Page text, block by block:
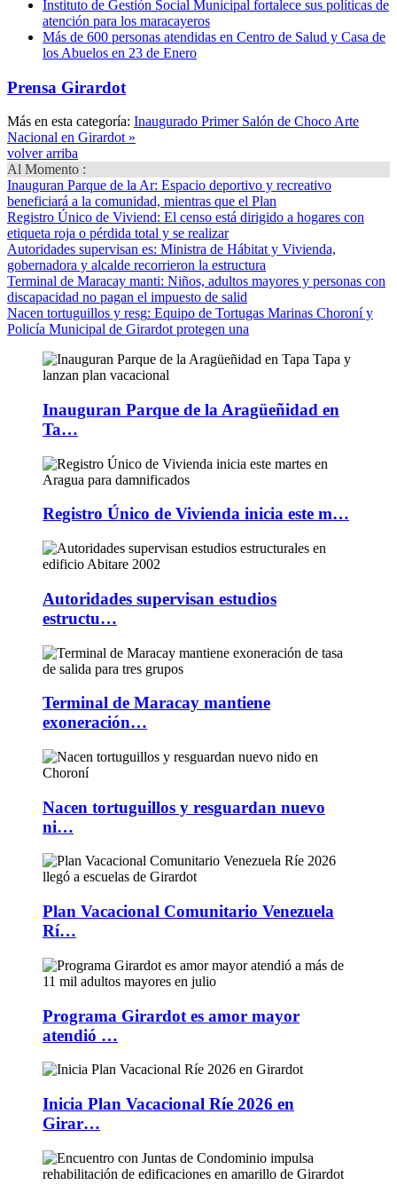
Instituto de Gestión Social Municipal fortalece sus políticas de
atención para los maracayeros
Más de 600 personas atendidas en Centro de Salud y Casa de
los Abuelos en 23 de Enero
Prensa Girardot
Más en esta categoría: Inaugurado Primer Salón de Choco Arte
Nacional en Girardot »
volver arriba
Al Momento :
Inauguran Parque de la Ar: Espacio deportivo y recreativo
beneficiará a la comunidad, mientras que el Plan
Registro Único de Viviend: El censo está dirigido a hogares con
etiqueta roja o pérdida total y se realizar
Autoridades supervisan es: Ministra de Hábitat y Vivienda,
gobernadora y alcalde recorrieron la estructura
Terminal de Maracay manti: Niños, adultos mayores y personas con
discapacidad no pagan el impuesto de salid
Nacen tortuguillos y resg: Equipo de Tortugas Marinas Choroní y
Policía Municipal de Girardot protegen una
Inauguran Parque de la Aragüeñidad en
Ta…
Registro Único de Vivienda inicia este m…
Autoridades supervisan estudios
estructu…
Terminal de Maracay mantiene
exoneración…
Nacen tortuguillos y resguardan nuevo
ni…
Plan Vacacional Comunitario Venezuela
Rí…
Programa Girardot es amor mayor
atendió …
Inicia Plan Vacacional Ríe 2026 en
Girar…